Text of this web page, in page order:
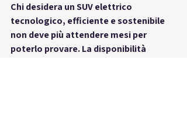
Chi desidera un SUV elettrico
tecnologico, efficiente e sostenibile
non deve più attendere mesi per
poterlo provare. La disponibilità